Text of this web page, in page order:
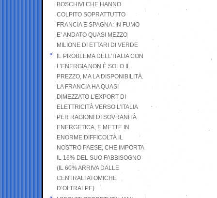
BOSCHIVI CHE HANNO
COLPITO SOPRATTUTTO
FRANCIA E SPAGNA: IN FUMO
E’ ANDATO QUASI MEZZO
MILIONE DI ETTARI DI VERDE
IL PROBLEMA DELL’ITALIA CON
L’ENERGIA NON È SOLO IL
PREZZO, MA LA DISPONIBILITÀ.
LA FRANCIA HA QUASI
DIMEZZATO L’EXPORT DI
ELETTRICITÀ VERSO L’ITALIA
PER RAGIONI DI SOVRANITÀ
ENERGETICA, E METTE IN
ENORME DIFFICOLTÀ IL
NOSTRO PAESE, CHE IMPORTA
IL 16% DEL SUO FABBISOGNO
(IL 60% ARRIVA DALLE
CENTRALI ATOMICHE
D’OLTRALPE)